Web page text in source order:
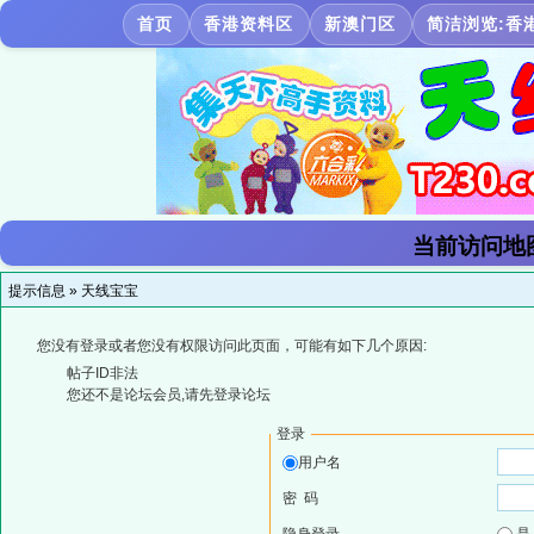
首页 香港资料区 新澳门区 简洁浏览:香
当前访问地
提示信息 » 天线宝宝
您没有登录或者您没有权限访问此页面，可能有如下几个原因:
帖子ID非法
您还不是论坛会员,请先登录论坛
登录
用户名
密 码